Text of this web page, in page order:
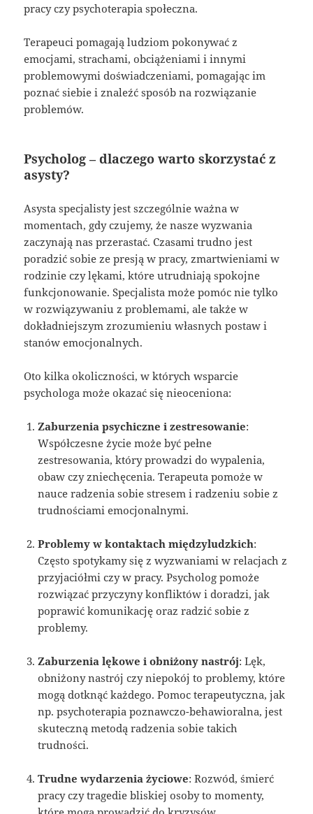
pracy czy psychoterapia społeczna.
Terapeuci pomagają ludziom pokonywać z
emocjami, strachami, obciążeniami i innymi
problemowymi doświadczeniami, pomagając im
poznać siebie i znaleźć sposób na rozwiązanie
problemów.
Psycholog – dlaczego warto skorzystać z
asysty?
Asysta specjalisty jest szczególnie ważna w
momentach, gdy czujemy, że nasze wyzwania
zaczynają nas przerastać. Czasami trudno jest
poradzić sobie ze presją w pracy, zmartwieniami w
rodzinie czy lękami, które utrudniają spokojne
funkcjonowanie. Specjalista może pomóc nie tylko
w rozwiązywaniu z problemami, ale także w
dokładniejszym zrozumieniu własnych postaw i
stanów emocjonalnych.
Oto kilka okoliczności, w których wsparcie
psychologa może okazać się nieoceniona:
Zaburzenia psychiczne i zestresowanie:
Współczesne życie może być pełne
zestresowania, który prowadzi do wypalenia,
obaw czy zniechęcenia. Terapeuta pomoże w
nauce radzenia sobie stresem i radzeniu sobie z
trudnościami emocjonalnymi.
Problemy w kontaktach międzyludzkich:
Często spotykamy się z wyzwaniami w relacjach z
przyjaciółmi czy w pracy. Psycholog pomoże
rozwiązać przyczyny konfliktów i doradzi, jak
poprawić komunikację oraz radzić sobie z
problemy.
Zaburzenia lękowe i obniżony nastrój: Lęk,
obniżony nastrój czy niepokój to problemy, które
mogą dotknąć każdego. Pomoc terapeutyczna, jak
np. psychoterapia poznawczo-behawioralna, jest
skuteczną metodą radzenia sobie takich
trudności.
Trudne wydarzenia życiowe: Rozwód, śmierć
pracy czy tragedie bliskiej osoby to momenty,